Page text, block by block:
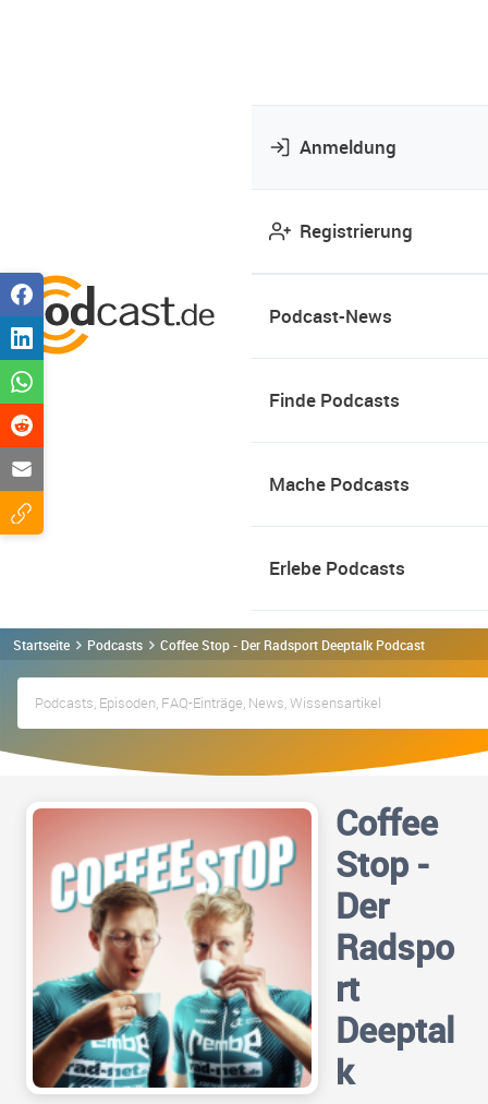
Anmeldung
Registrierung
Podcast-News
Finde Podcasts
Mache Podcasts
Erlebe Podcasts
Startseite Podcasts Coffee Stop - Der Radsport Deeptalk Podcast
Coffee
Stop -
Der
Radspo
rt
Deeptal
k